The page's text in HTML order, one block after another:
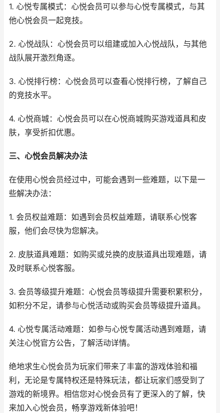
1. 心悦专属模式：心悦会员可以参与心悦专属模式，与其
他心悦会员一起竞技。
2. 心悦战队：心悦会员可以组建或加入心悦战队，与其他
战队展开激烈角逐。
3. 心悦排行榜：心悦会员可以查看心悦排行榜，了解自己
的竞技水平。
4. 心悦商城：心悦会员可以在心悦商城购买游戏道具和皮
肤，享受折扣优惠。
三、心悦会员解决办法
在使用心悦会员经过中，可能会遇到一些难题，以下是一
些解决办法：
1. 会员权益难题：如遇到会员权益难题，请联系心悦客
服，他们会尽快为您解决。
2. 皮肤道具难题：如购买或兑换的皮肤道具出现难题，请
及时联系心悦客服。
3. 会员等级提升难题：心悦会员等级提升需要积累积分，
如积分不足，请参与心悦活动或购买会员等级提升道具。
4. 心悦专属活动难题：如参与心悦专属活动遇到难题，请
关注心悦官方公告，了解活动详情。
绝地求生心悦会员为玩家们带来了丰富的游戏体验和福
利，无论是专属特权还是特殊玩法，都让玩家们感受到了
游戏的新境界。相信您对心悦会员有了更深入的了解，快
来加入心悦会员，畅享游戏新体验吧！